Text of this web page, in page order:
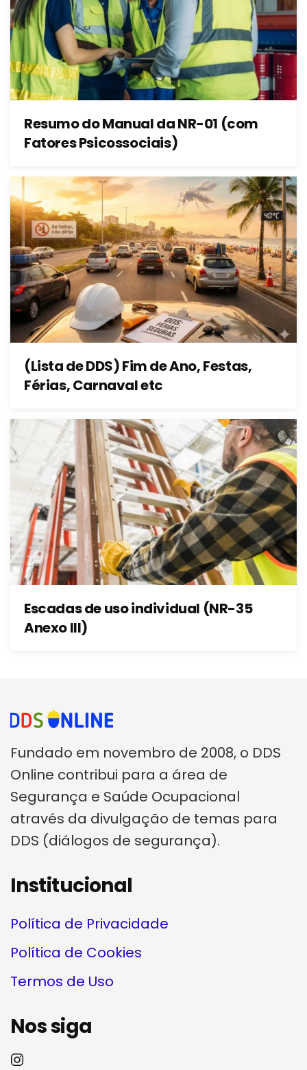
Resumo do Manual da NR-01 (com
Fatores Psicossociais)
(Lista de DDS) Fim de Ano, Festas,
Férias, Carnaval etc
Escadas de uso individual (NR-35
Anexo III)
Fundado em novembro de 2008, o DDS
Online contribui para a área de
Segurança e Saúde Ocupacional
através da divulgação de temas para
DDS (diálogos de segurança).
Institucional
Política de Privacidade
Política de Cookies
Termos de Uso
Nos siga